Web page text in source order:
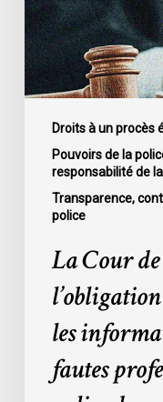
Droits à un procès
Pouvoirs de la
responsabilité de
Transparence,
police
stricte
de
divulguer
les
informations
relatives
fautes
professionnelles
police
dans
McKee
La Cour
les
fautes